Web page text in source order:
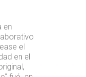
en
el
en el